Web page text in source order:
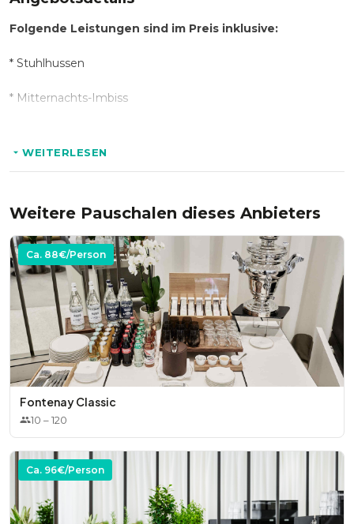
* Softgetränke
* Tee
Optional:
* individuell gestaltete Hochzeitstorte
* Kuchenbuffet
* Sweet Bar mit Pralinen, Macarons und Cake Pops
Folgende Leistungen sind im Preis inklusive:
* Stuhlhussen
* Mitternachts-Imbiss
* Personalisierte Tischkarten
Optional:
* Zimmer für Brautpaar und Gäste
* standesamtliche oder freie Trauung auf der Alsterwiese
oder in weiteren Räumen
* individuelle Blumendekoration durch einen externen
Partner
* Live-Band oder DJ
* zusätzliche Bestuhlung
WEITERLESEN
Weitere Pauschalen dieses Anbieters
Ca. 88€/Person
Fontenay Classic
10 –120
Ca. 96€/Person